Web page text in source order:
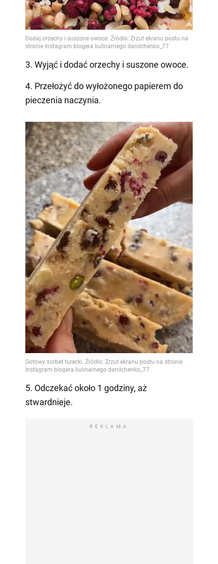
3. Wyjąć i dodać orzechy i suszone owoce.
4. Przełożyć do wyłożonego papierem do
pieczenia naczynia.
5. Odczekać około 1 godziny, aż
stwardnieje.
REKLAMA